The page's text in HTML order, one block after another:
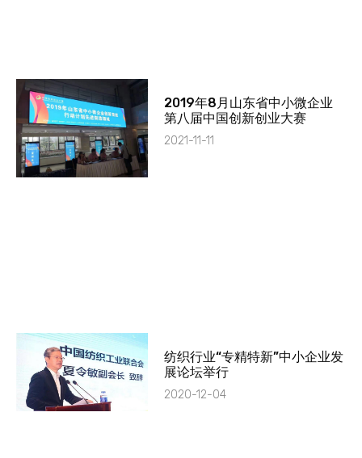
2019年8月山东省中小微企业
第八届中国创新创业大赛
2021-11-11
纺织行业“专精特新”中小企业发
展论坛举行
2020-12-04